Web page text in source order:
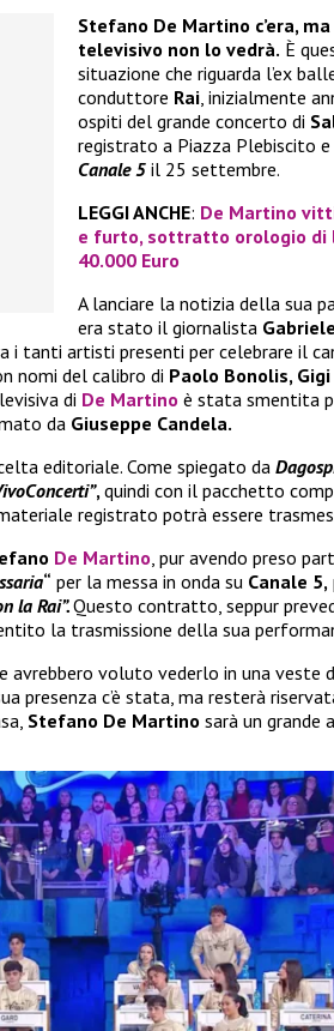
Stefano De Martino c’era,
televisivo non lo vedrà. È
situazione che riguarda l’ex
conduttore Rai, inizialmente
ospiti del grande concerto di
registrato a Piazza Plebiscito e
Canale 5 il 25 settembre.
LEGGI ANCHE: De Martino
e furto, sottratto orologio di
40.000 Euro
A lanciare la notizia della sua
era stato il giornalista
i tanti artisti presenti per celebrare il
nomi del calibro di Paolo Bonolis, Gigi
di De Martino è stata smentita
da Giuseppe Candela.
editoriale. Come spiegato da
,quindi con il pacchetto
registrato potrà essere
De Martino, pur avendo preso
“ per la messa in onda su Canale 5,
la Rai”.Questo contratto, seppur
la trasmissione della sua
voluto vederlo in una veste
presenza c’è stata, ma resterà
Stefano De Martino sarà un grande